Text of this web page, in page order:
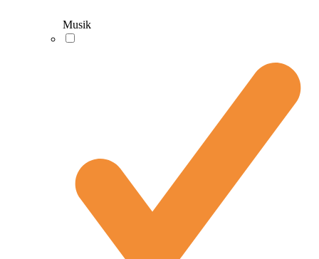
Musik